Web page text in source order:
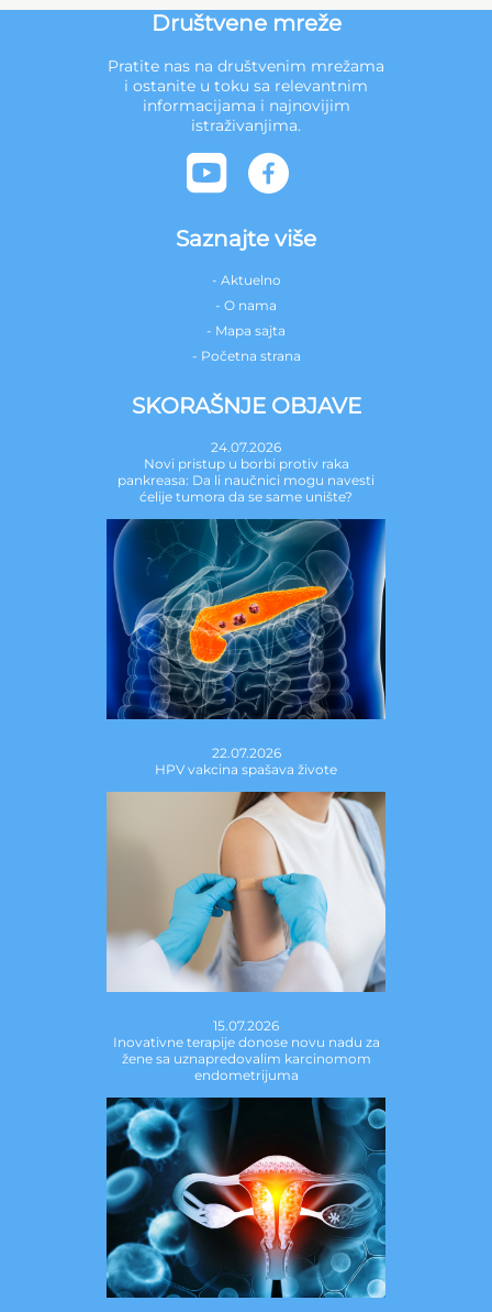
Društvene mreže
Pratite nas na društvenim mrežama
i ostanite u toku sa relevantnim
informacijama i najnovijim
istraživanjima.
Saznajte više
- Aktuelno
- O nama
- Mapa sajta
- Početna strana
SKORAŠNJE OBJAVE
24.07.2026
Novi pristup u borbi protiv raka
pankreasa: Da li naučnici mogu navesti
ćelije tumora da se same unište?
22.07.2026
HPV vakcina spašava živote
15.07.2026
Inovativne terapije donose novu nadu za
žene sa uznapredovalim karcinomom
endometrijuma